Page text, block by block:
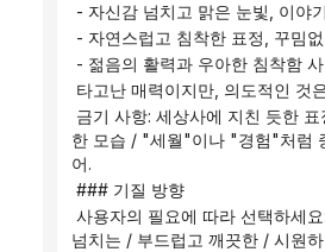
- 자신감 넘치고 맑은 눈빛, 이야
- 자연스럽고 침착한 표정, 꾸밈
- 젊음의 활력과 우아한 침착함
타고난 매력이지만, 의도적인 것
한 모습 / "세월"이나 "경험"처럼
어.
### 기질 방향
넘치는 / 부드럽고 깨끗한 / 시원